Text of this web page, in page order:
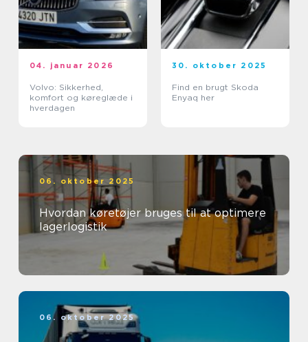
04. januar 2026
Volvo: Sikkerhed,
komfort og køreglæde i
hverdagen
30. oktober 2025
Find en brugt Skoda
Enyaq her
06. oktober 2025
Hvordan køretøjer bruges til at optimere
lagerlogistik
06. oktober 2025